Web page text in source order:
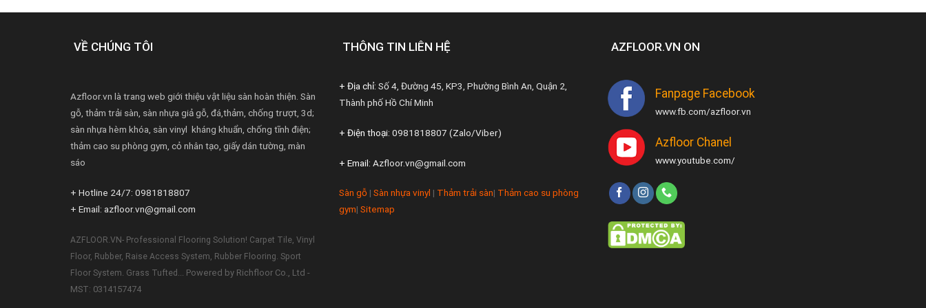
VỀ CHÚNG TÔI
Azfloor.vn là trang web giới thiệu vật liệu sàn hoàn thiện. Sàn
gỗ, thảm trải sàn, sàn nhựa giả gỗ, đá,thảm, chống trượt, 3d;
sàn nhựa hèm khóa, sàn vinyl kháng khuẩn, chống tĩnh điện;
thảm cao su phòng gym, cỏ nhân tạo, giấy dán tường, màn
sáo
+ Hotline 24/7: 0981818807
+ Email: azfloor.vn@gmail.com
AZFLOOR.VN- Professional Flooring Solution! Carpet Tile, Vinyl
Floor, Rubber, Raise Access System, Rubber Flooring. Sport
Floor System. Grass Tufted... Powered by Richfloor Co., Ltd -
MST: 0314157474
THÔNG TIN LIÊN HỆ
+ Địa chỉ: Số 4, Đường 45, KP3, Phường Bình An, Quận 2,
Thành phố Hồ Chí Minh
+ Điện thoại: 0981818807 (Zalo/Viber)
+ Email: Azfloor.vn@gmail.com
Sàn gỗ | Sàn nhựa vinyl | Thảm trải sàn| Thảm cao su phòng
gym| Sitemap
AZFLOOR.VN ON
Fanpage Facebook
www.fb.com/azfloor.vn
Azfloor Chanel
www.youtube.com/